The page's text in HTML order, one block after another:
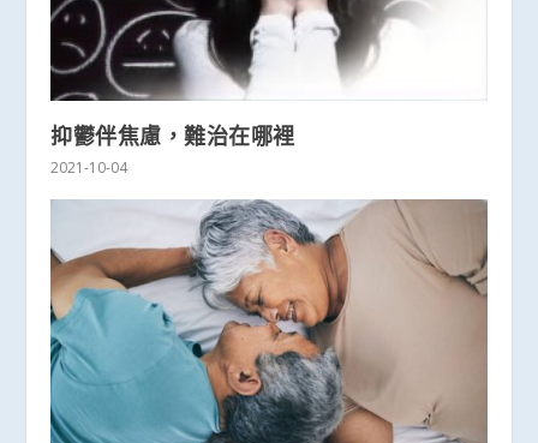
抑鬱伴焦慮，難治在哪裡
2021-10-04